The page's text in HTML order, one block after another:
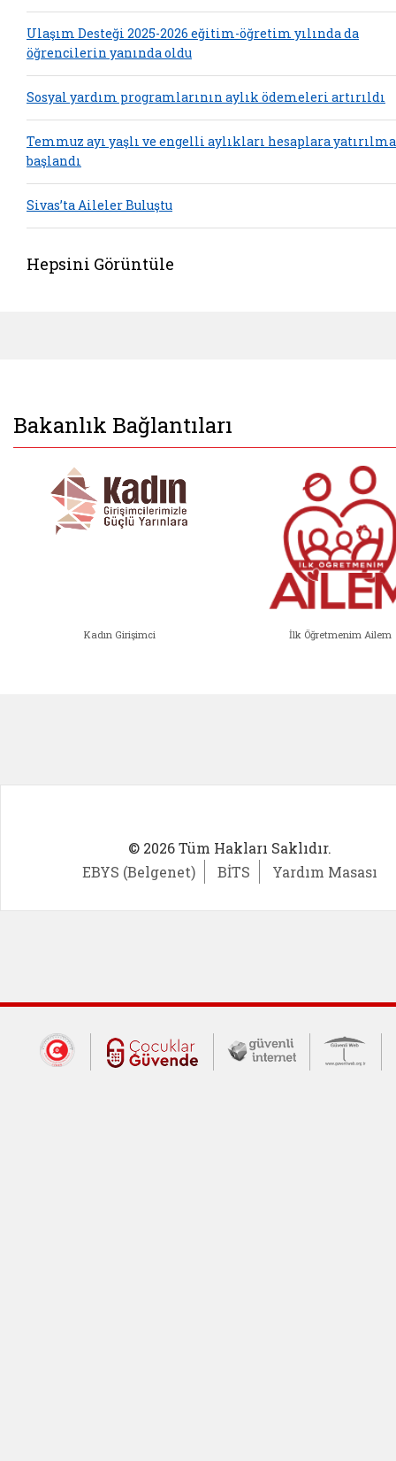
Ulaşım Desteği 2025-2026 eğitim-öğretim yılında da
öğrencilerin yanında oldu
Sosyal yardım programlarının aylık ödemeleri artırıldı
Temmuz ayı yaşlı ve engelli aylıkları hesaplara
başlandı
Sivas’ta Aileler Buluştu
Hepsini Görüntüle
Bakanlık Bağlantıları
Kadın Girişimci İlk Öğretmenim Ailem
© 2026 Tüm Hakları Saklıdır.
EBYS (Belgenet)
BİTS Yardım Masası
Dış Bağlantılar
Cumhurbaşkanlığı İletişim Merkezi
Çocuklar Güvende (yeni
Güvenli